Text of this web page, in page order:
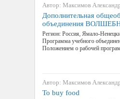
Автор: Максимов
Дополнительная
объединения
Регион: Россия, Ямало-
Программа учебного
Положением о рабочей
Автор: Максимов
To buy food